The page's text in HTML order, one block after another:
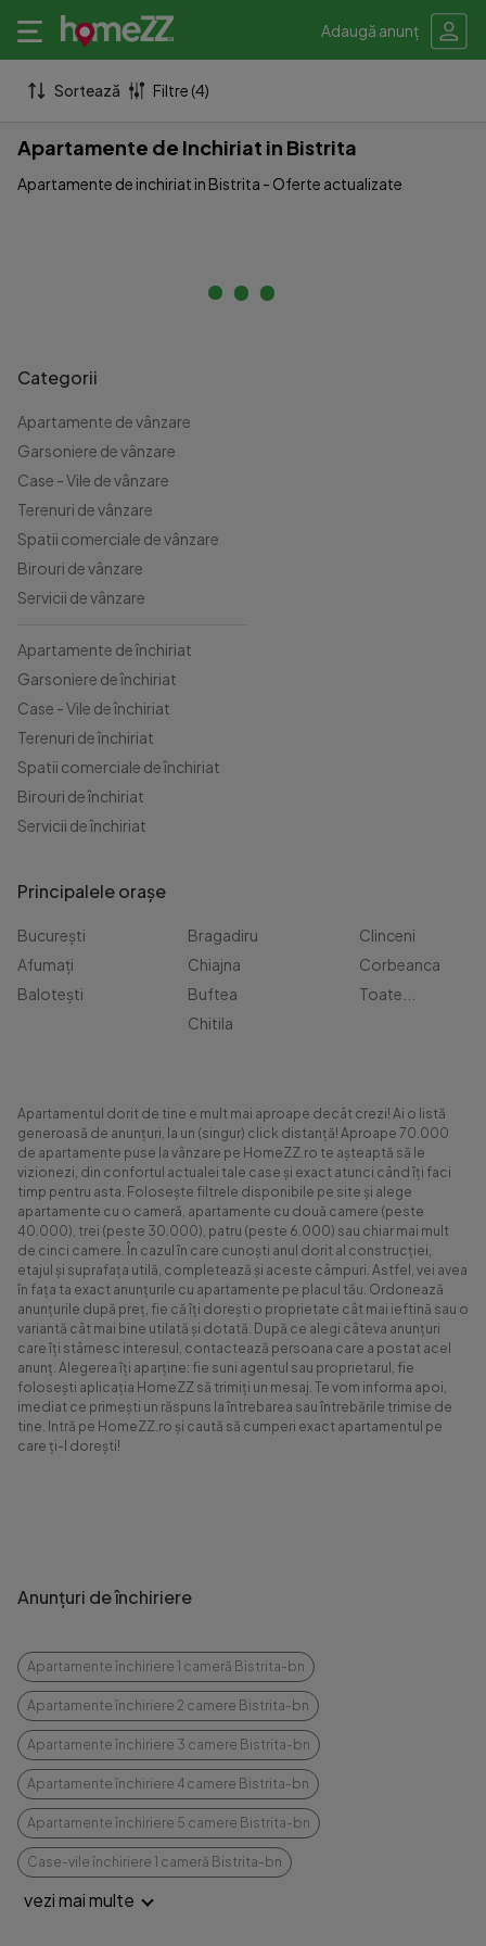
Adaugă anunț
Sortează Filtre (4)
Apartamente de Inchiriat in Bistrita
Apartamente de inchiriat in Bistrita - Oferte actualizate
Categorii
Apartamente de vânzare
Garsoniere de vânzare
Case - Vile de vânzare
Terenuri de vânzare
Spatii comerciale de vânzare
Birouri de vânzare
Servicii de vânzare
Apartamente de închiriat
Garsoniere de închiriat
Case - Vile de închiriat
Terenuri de închiriat
Spatii comerciale de închiriat
Birouri de închiriat
Servicii de închiriat
Principalele orașe
București
Afumați
Balotești
Bragadiru
Chiajna
Buftea
Chitila
Clinceni
Corbeanca
Toate...
Apartamentul dorit de tine e mult mai aproape decât crezi! Ai o listă
generoasă de anunțuri, la un (singur) click distanță! Aproape 70.000
de apartamente puse la vânzare pe HomeZZ.ro te așteaptă să le
vizionezi, din confortul actualei tale case și exact atunci când îți faci
timp pentru asta. Folosește filtrele disponibile pe site și alege
apartamente cu o cameră, apartamente cu două camere (peste
40.000), trei (peste 30.000), patru (peste 6.000) sau chiar mai mult
de cinci camere. În cazul în care cunoști anul dorit al construcției,
etajul și suprafața utilă, completează și aceste câmpuri. Astfel, vei avea
în fața ta exact anunțurile cu apartamente pe placul tău. Ordonează
anunțurile după preț, fie că îți dorești o proprietate cât mai ieftină sau o
variantă cât mai bine utilată și dotată. După ce alegi câteva anunțuri
care îți stârnesc interesul, contactează persoana care a postat acel
anunț. Alegerea îți aparține: fie suni agentul sau proprietarul, fie
folosești aplicația HomeZZ să trimiți un mesaj. Te vom informa apoi,
imediat ce primești un răspuns la întrebarea sau întrebările trimise de
tine. Intră pe HomeZZ.ro și caută să cumperi exact apartamentul pe
care ți-l dorești!
Anunțuri de închiriere
Apartamente închiriere 1 cameră Bistrita-bn
Apartamente închiriere 2 camere Bistrita-bn
Apartamente închiriere 3 camere Bistrita-bn
Apartamente închiriere 4 camere Bistrita-bn
Apartamente închiriere 5 camere Bistrita-bn
Case-vile închiriere 1 cameră Bistrita-bn
vezi mai multe